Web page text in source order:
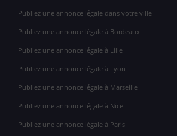
Publiez une annonce légale dans votre ville
Publiez une annonce légale à Bordeaux
Publiez une annonce légale à Lille
Publiez une annonce légale à Lyon
Publiez une annonce légale à Marseille
Publiez une annonce légale à Nice
Publiez une annonce légale à Paris